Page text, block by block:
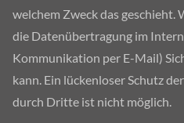
welchem Zweck das geschieht.
die Datenübertragung im
Kommunikation per E-Mail)
kann. Ein lückenloser Schutz
durch Dritte ist nicht möglich.